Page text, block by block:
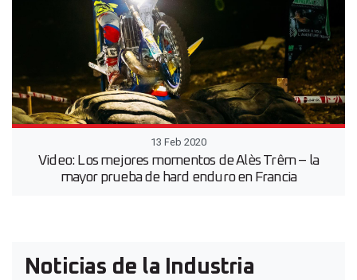
13 Feb 2020
Video: Los mejores momentos de Alès Trêm – la
mayor prueba de hard enduro en Francia
Noticias de la Industria